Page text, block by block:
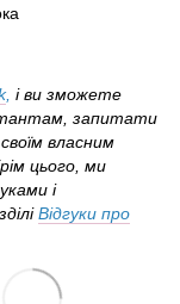
, і ви зможете
запитати
власним
цього, ми
і
Відгуки про